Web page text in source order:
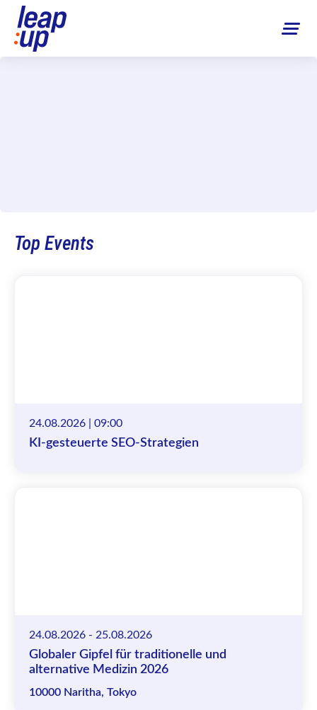
Top Events
24.08.2026 | 09:00
KI-gesteuerte SEO-Strategien
24.08.2026 - 25.08.2026
Globaler Gipfel für traditionelle und
alternative Medizin 2026
10000 Naritha, Tokyo